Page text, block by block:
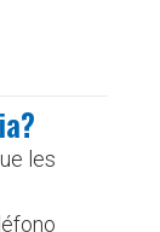
les